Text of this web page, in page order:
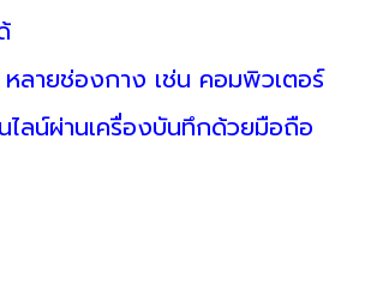
ลายช่องกาง เช่น คอมพิวเตอร์
ไลน์ผ่านเครื่องบันทึกด้วยมือถือ